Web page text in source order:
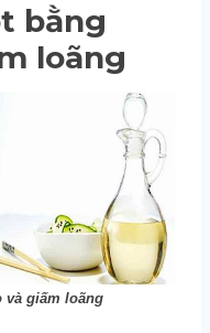
bằng
loãng
và giấm loãng